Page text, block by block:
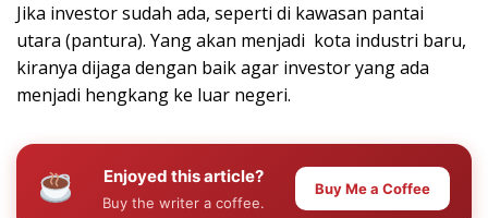
Jika investor sudah ada, seperti di kawasan pantai
utara (pantura). Yang akan menjadi kota industri baru,
kiranya dijaga dengan baik agar investor yang ada
menjadi hengkang ke luar negeri.
Enjoyed this article?
Buy the writer a coffee.
Buy Me a Coffee